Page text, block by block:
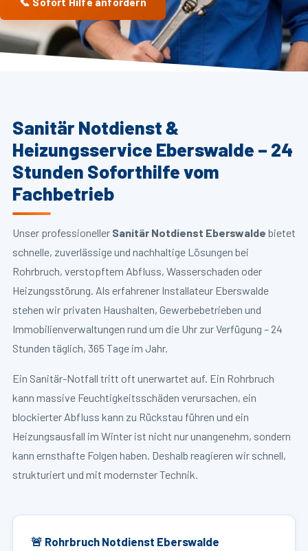
Sanitär Notdienst &
Heizungsservice Eberswalde – 24
Stunden Soforthilfe vom
Fachbetrieb
Unser professioneller Sanitär Notdienst Eberswalde bietet
schnelle, zuverlässige und nachhaltige Lösungen bei
Rohrbruch, verstopftem Abfluss, Wasserschaden oder
Heizungsstörung. Als erfahrener Installateur Eberswalde
stehen wir privaten Haushalten, Gewerbebetrieben und
Immobilienverwaltungen rund um die Uhr zur Verfügung – 24
Stunden täglich, 365 Tage im Jahr.
Ein Sanitär-Notfall tritt oft unerwartet auf. Ein Rohrbruch
kann massive Feuchtigkeitsschäden verursachen, ein
blockierter Abfluss kann zu Rückstau führen und ein
Heizungsausfall im Winter ist nicht nur unangenehm, sondern
kann ernsthafte Folgen haben. Deshalb reagieren wir schnell,
strukturiert und mit modernster Technik.
🚨 Rohrbruch Notdienst Eberswalde